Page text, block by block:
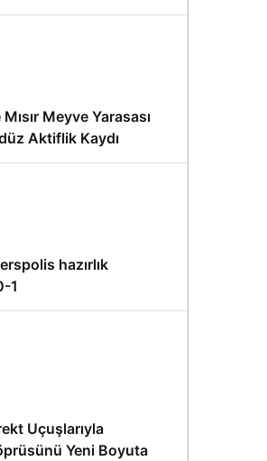
Proje
Meyve Yarasası
Aktiflik Kaydı
hazırlık
1
Uçuşlarıyla
Yeni Boyuta